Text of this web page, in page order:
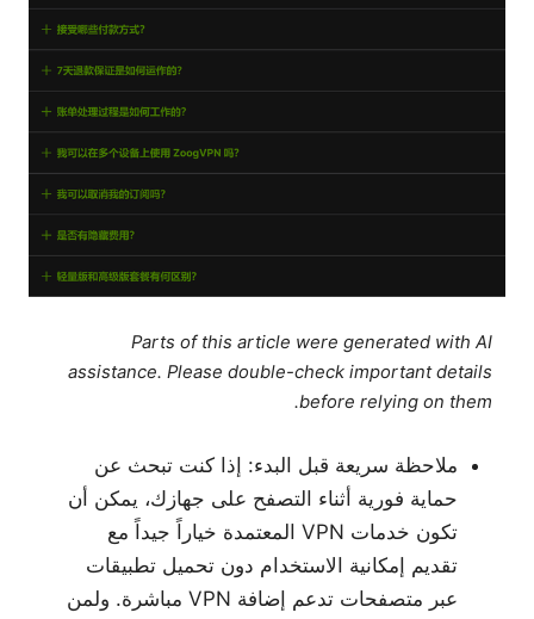
Parts of this article were generated with AI
assistance. Please double-check important details
before relying on them.
ملاحظة سريعة قبل البدء: إذا كنت تبحث عن
حماية فورية أثناء التصفح على جهازك، يمكن أن
تكون خدمات VPN المعتمدة خياراً جيداً مع
تقديم إمكانية الاستخدام دون تحميل تطبيقات
عبر متصفحات تدعم إضافة VPN مباشرة. ولمن